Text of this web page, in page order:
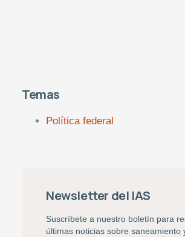
Temas
Política federal
Newsletter del IAS
Suscríbete a nuestro boletín para
últimas noticias sobre saneamiento